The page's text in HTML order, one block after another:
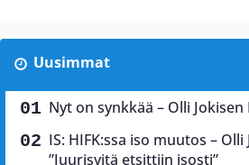
Uusimmat
Nyt on synkkää – Olli Jokisen
IS: HIFK:ssa iso muutos –
”Juurisyitä etsittiin isosti”